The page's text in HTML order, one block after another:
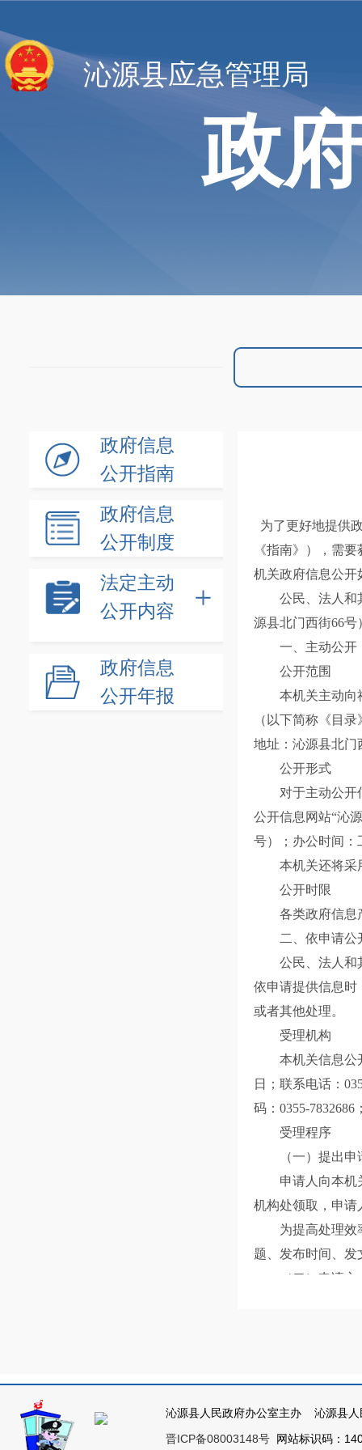
沁源县应急管理局
政
政府信息
公开指南
政府信息
公开制度
法定主动
公开内容
政府信息
公开年报
为了更好地提供
《指南》），需
机关政府信息公开
公民、法人和其
源县北门西街66号
一、主动公开
公开范围
本机关主动向社
（以下简称《目
地址：沁源县北门
公开形式
对于主动公开信
公开信息网站“沁
号）；办公时间：
本机关还将采用
公开时限
各类政府信息产
二、依申请公
公民、法人和其
依申请提供信息时
或者其他处理。
受理机构
本机关信息公开
日；联系电话：
码：0355-7832686
受理程序
（一）提出申
申请人向本机关
机构处领取，申请
为提高处理效率
题、发布时间、
（二）申请方
沁源县人民政府办公室主办 沁源县
晋ICP备08003148号 网站标识码：